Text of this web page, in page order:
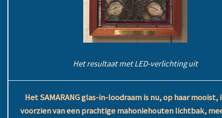
Het resultaat met LED-verlichting uit
Het SAMARANG glas-in-loodraam is nu, op haar
voorzien van een prachtige mahoniehouten lichtbak,